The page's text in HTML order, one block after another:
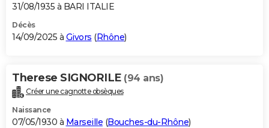
GUIDES D'ACHAT
BONS PLANS
Carte de Noël
Carte Bonne année
Carte Saint-Valentin
Carte Pâques
Carte d'anniversaire
DICTIONNAIRE
Dictionnaire
Biographies
Citations
Expressions
Proverbes
PROGRAMME TV
31/08/1935 à BARI ITALIE
Décès
14/09/2025 à Givors (Rhône)
Therese SIGNORILE (94 ans)
Créer une cagnotte obsèques
Naissance
07/05/1930 à Marseille (Bouches-du-Rhône)